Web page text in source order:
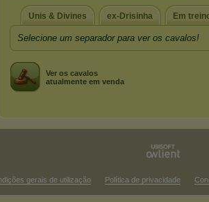
Unis & Divines ex-Drisinha Em
Selecione um separador para ver os cavalos!
Ver os cavalos
atualmente em venda
gerais de utilização Política de privacidade